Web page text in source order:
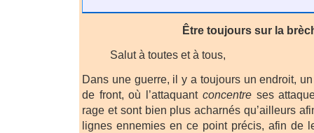
Être toujours sur la
Salut à toutes et à tous,
Dans une guerre, il y a toujours un endroit,
de front, où l’attaquant concentreses
rage et sont bien plus acharnés qu’ailleurs
lignes ennemies en ce point précis, afin de